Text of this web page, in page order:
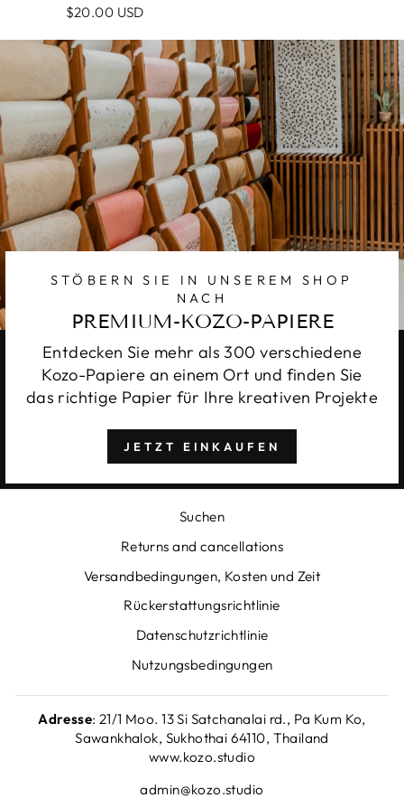
$20.00 USD
STÖBERN SIE IN UNSEREM SHOP
NACH
PREMIUM-KOZO-PAPIERE
Entdecken Sie mehr als 300 verschiedene
Kozo-Papiere an einem Ort und finden Sie
das richtige Papier für Ihre kreativen Projekte
JETZT EINKAUFEN
Suchen
Returns and cancellations
Versandbedingungen, Kosten und Zeit
Rückerstattungsrichtlinie
Datenschutzrichtlinie
Nutzungsbedingungen
Adresse: 21/1 Moo. 13 Si Satchanalai rd., Pa Kum Ko,
Sawankhalok, Sukhothai 64110, Thailand
www.kozo.studio
admin@kozo.studio